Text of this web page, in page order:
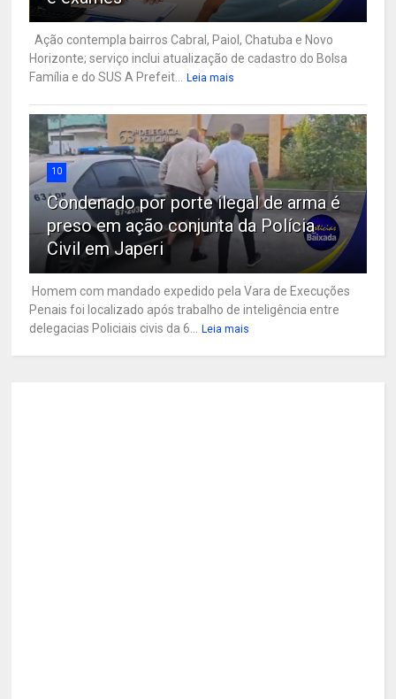
Ação contempla bairros Cabral, Paiol, Chatuba e Novo
Horizonte; serviço inclui atualização de cadastro do Bolsa
Família e do SUS A Prefeit...
Leia mais
10
Condenado por porte ilegal de arma é
preso em ação conjunta da Polícia
Civil em Japeri
Homem com mandado expedido pela Vara de Execuções
Penais foi localizado após trabalho de inteligência entre
delegacias Policiais civis da 6...
Leia mais